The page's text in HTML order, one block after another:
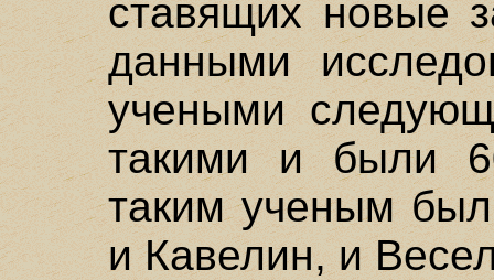
ставящих новые
данными
учеными
такими и были
таким ученым
и Кавелин, и